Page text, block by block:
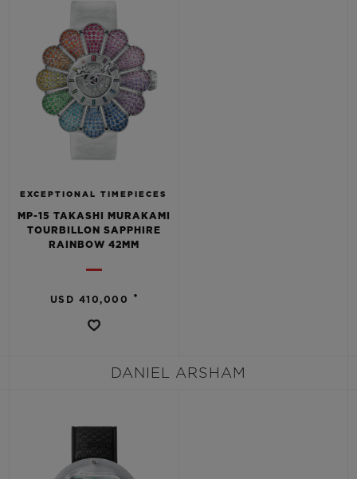
EXCEPTIONAL TIMEPIECES
MP-15 TAKASHI MURAKAMI
TOURBILLON SAPPHIRE
RAINBOW 42MM
USD 410,000 •
DANIEL ARSHAM